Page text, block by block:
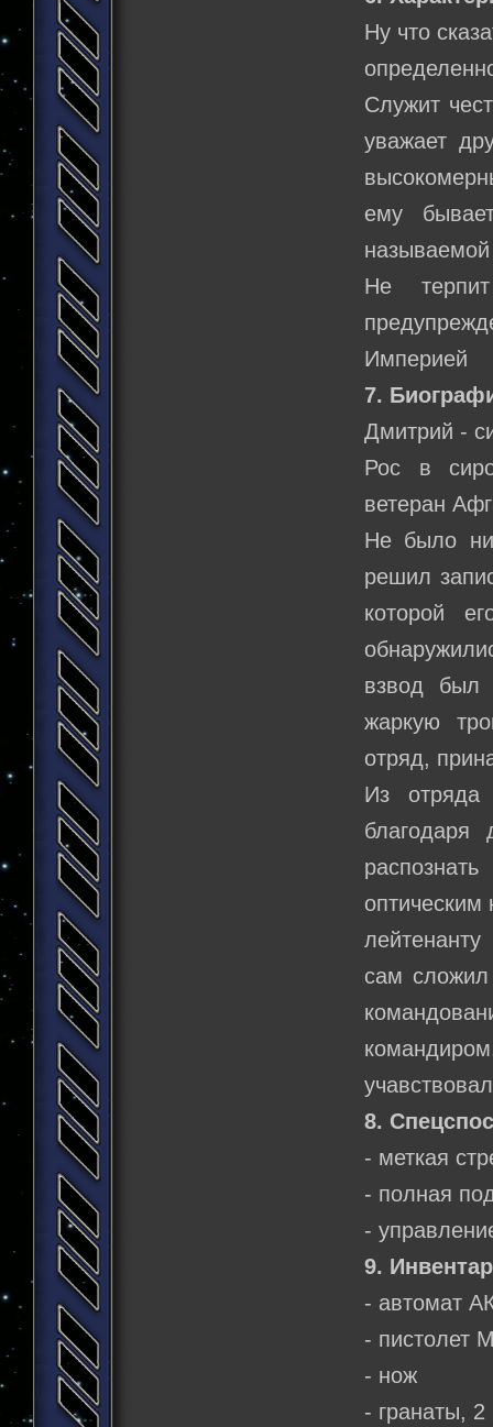
Ну что
Служит
уважает
ему
Не
Империей
7.
Дмитрий -
Рос в
ветеран
Не было
решил
которой
взвод был
жаркую
отряд,
Из отряда
сам
8.
- меткая
- полная
-
9.
- автомат
- пистолет
- нож
- гранаты, 2